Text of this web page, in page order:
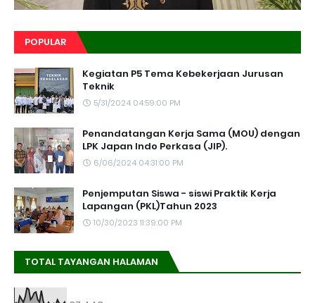
POPULAR
Kegiatan P5 Tema Kebekerjaan Jurusan
Teknik
5/31/2024 04:59:00 PM
Penandatangan Kerja Sama (MOU) dengan
LPK Japan Indo Perkasa (JIP).
6/06/2024 04:31:00 PM
Penjemputan Siswa - siswi Praktik Kerja
Lapangan (PKL)Tahun 2023
10/30/2023 11:39:00 PM
TOTAL TAYANGAN HALAMAN